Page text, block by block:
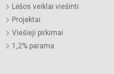
Lėšos veiklai viešinti
Projektai
Viešieji pirkimai
1,2% parama